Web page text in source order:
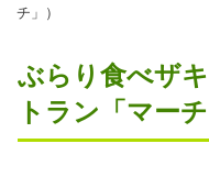
チ」）
ぶらり食べザ
トラン「マーチ